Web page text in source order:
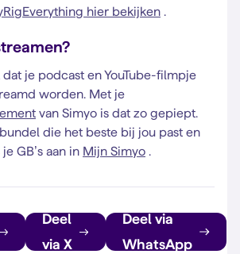
hier bekijken .
je podcast en YouTube-filmpje
worden. Met je
van Simyo is dat zo gepiept.
die het beste bij jou past en
GB’s aan in Mijn Simyo .
Deel
via X
Deel via
WhatsApp